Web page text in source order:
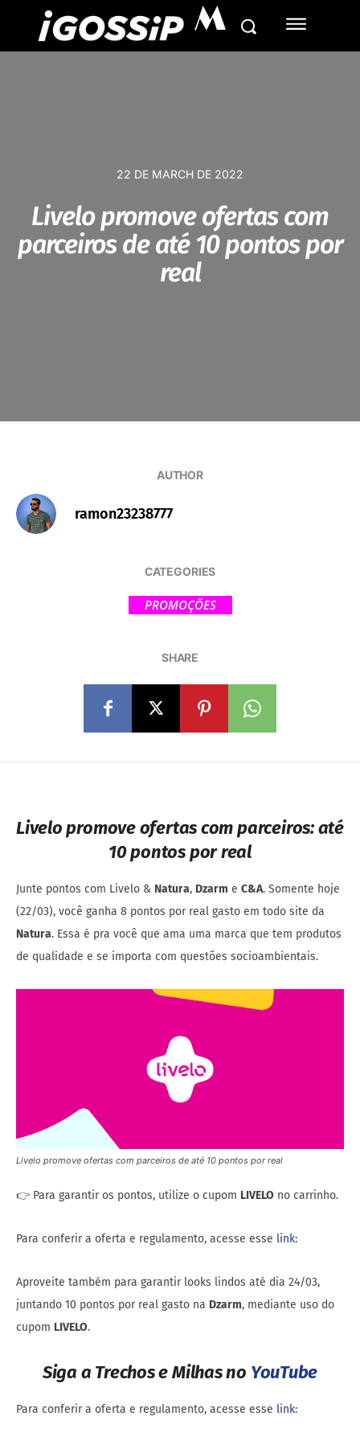
M
22 DE MARCH DE 2022
Livelo promove ofertas com
parceiros de até 10 pontos por
real
AUTHOR
ramon23238777
CATEGORIES
PROMOÇÕES
SHARE
Livelo promove ofertas com parceiros: até
10 pontos por real
Junte pontos com Livelo & Natura, Dzarm e C&A. Somente hoje
(22/03), você ganha 8 pontos por real gasto em todo site da
Natura. Essa é pra você que ama uma marca que tem produtos
de qualidade e se importa com questões socioambientais.
Livelo promove ofertas com parceiros de até 10 pontos por real
👉 Para garantir os pontos, utilize o cupom LIVELO no carrinho.
Para conferir a oferta e regulamento, acesse esse link:
Aproveite também para garantir looks lindos até dia 24/03,
juntando 10 pontos por real gasto na Dzarm, mediante uso do
cupom LIVELO.
Siga a Trechos e Milhas no YouTube
Para conferir a oferta e regulamento, acesse esse link: